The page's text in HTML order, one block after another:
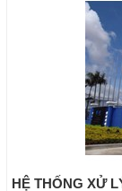
HỆ THỐNG XỬ